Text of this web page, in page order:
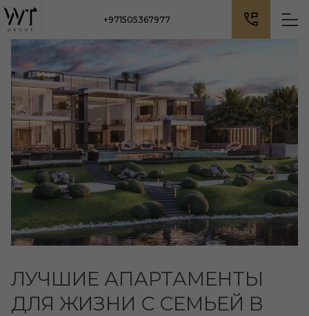
+971505367977
ЛУЧШИЕ АПАРТАМЕНТЫ
ДЛЯ ЖИЗНИ С СЕМЬЕЙ В